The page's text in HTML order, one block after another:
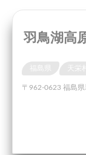
羽鳥湖高
〒962-0623 福島